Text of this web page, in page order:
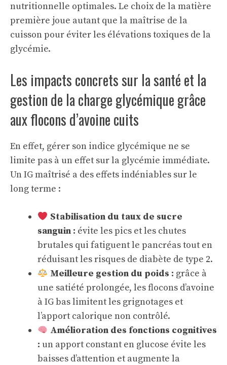
nutritionnelle optimales. Le choix de la matière
première joue autant que la maîtrise de la
cuisson pour éviter les élévations toxiques de la
glycémie.
Les impacts concrets sur la santé et la
gestion de la charge glycémique grâce
aux flocons d’avoine cuits
En effet, gérer son indice glycémique ne se
limite pas à un effet sur la glycémie immédiate.
Un IG maîtrisé a des effets indéniables sur le
long terme :
Stabilisation du taux de sucre
sanguin : évite les pics et les chutes
brutales qui fatiguent le pancréas tout en
réduisant les risques de diabète de type 2.
Meilleure gestion du poids : grâce à
une satiété prolongée, les flocons d’avoine
à IG bas limitent les grignotages et
l’apport calorique non contrôlé.
Amélioration des fonctions cognitives
: un apport constant en glucose évite les
baisses d’attention et augmente la